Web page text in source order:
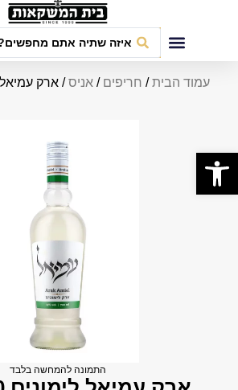
עמוד הבית/ חריפים / אניס/ ארק עמיאל
התמונה להמחשה בלבד
פתח סרגל נגישות